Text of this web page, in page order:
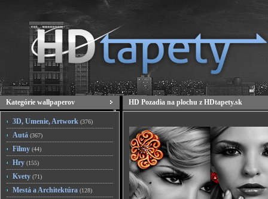
Kategórie wallpaperov
3D, Umenie, Artwork (376)
Autá (367)
Filmy (44)
Hry (155)
Kvety (71)
Mestá a Architektúra (128)
HD Pozadia na plochu z HDtapety.sk